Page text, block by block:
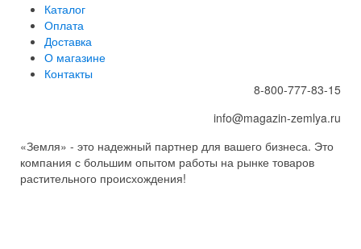
Каталог
Оплата
Доставка
О магазине
Контакты
8-800-777-83-15
info@magazin-zemlya.ru
«Земля» - это надежный партнер для вашего бизнеса. Это
компания с большим опытом работы на рынке товаров
растительного происхождения!